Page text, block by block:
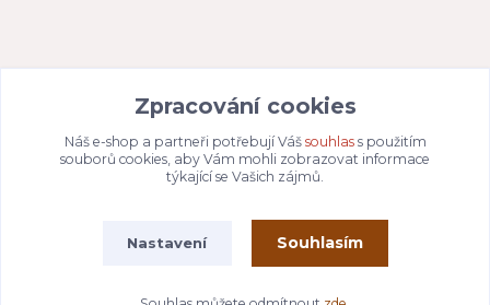
049 80 662
/ DIČ: CZ04980662
info@dizajnvbydleni.cz
Vytvořeno na Eshop-rychle.cz
Zpracování cookies
Náš e-shop a partneři potřebují Váš souhlass použitím
souborů cookies, aby Vám mohli zobrazovat informace
týkající se Vašich zájmů.
Nastavení Souhlasím